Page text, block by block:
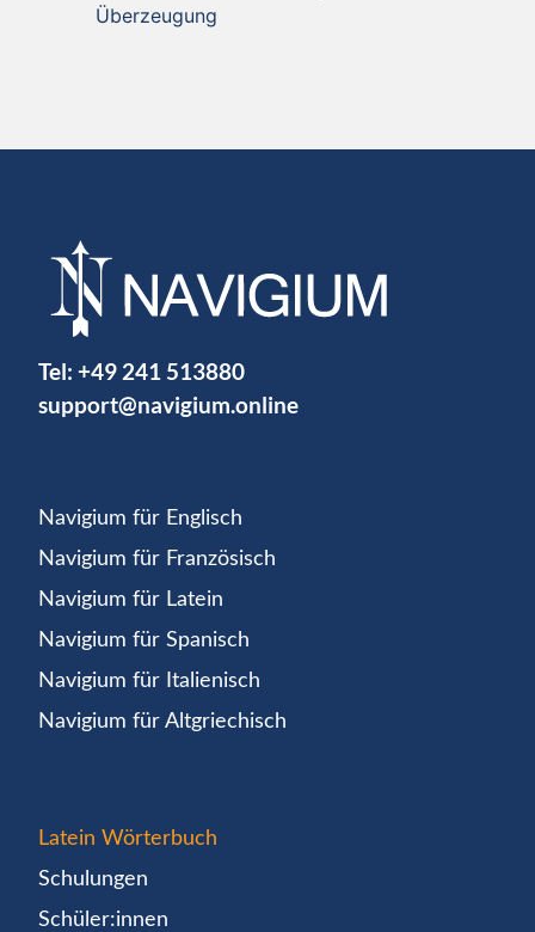
Überzeugung
Tel: +49 241 513880
support@navigium.online
Navigium für Englisch
Navigium für Französisch
Navigium für Latein
Navigium für Spanisch
Navigium für Italienisch
Navigium für Altgriechisch
Latein Wörterbuch
Schulungen
Schüler:innen